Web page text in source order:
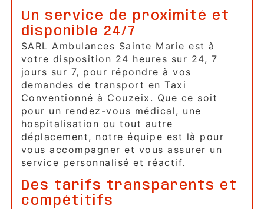
Un service de proximité et
disponible 24/7
SARL Ambulances Sainte Marie est à
votre disposition 24 heures sur 24, 7
jours sur 7, pour répondre à vos
demandes de transport en Taxi
Conventionné à Couzeix. Que ce soit
pour un rendez-vous médical, une
hospitalisation ou tout autre
déplacement, notre équipe est là pour
vous accompagner et vous assurer un
service personnalisé et réactif.
Des tarifs transparents et
compétitifs